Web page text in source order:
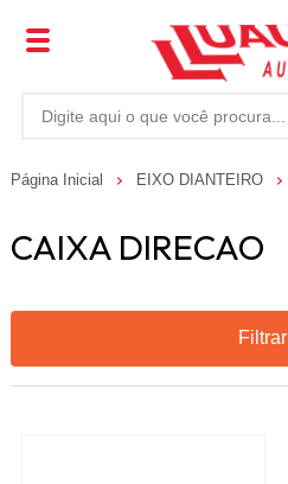
Página Inicial EIXO DIANTEIRO
CAIXA DIRECAO
Filtrar